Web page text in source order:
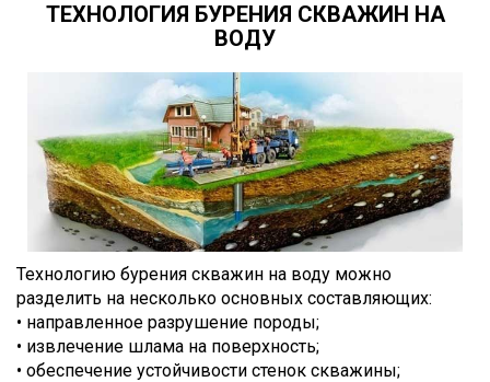
ТЕХНОЛОГИЯ БУРЕНИЯ СКВАЖИН НА
ВОДУ
Технологию бурения скважин на воду можно
разделить на несколько основных составляющих:
• направленное разрушение породы;
• извлечение шлама на поверхность;
• обеспечение устойчивости стенок скважины;